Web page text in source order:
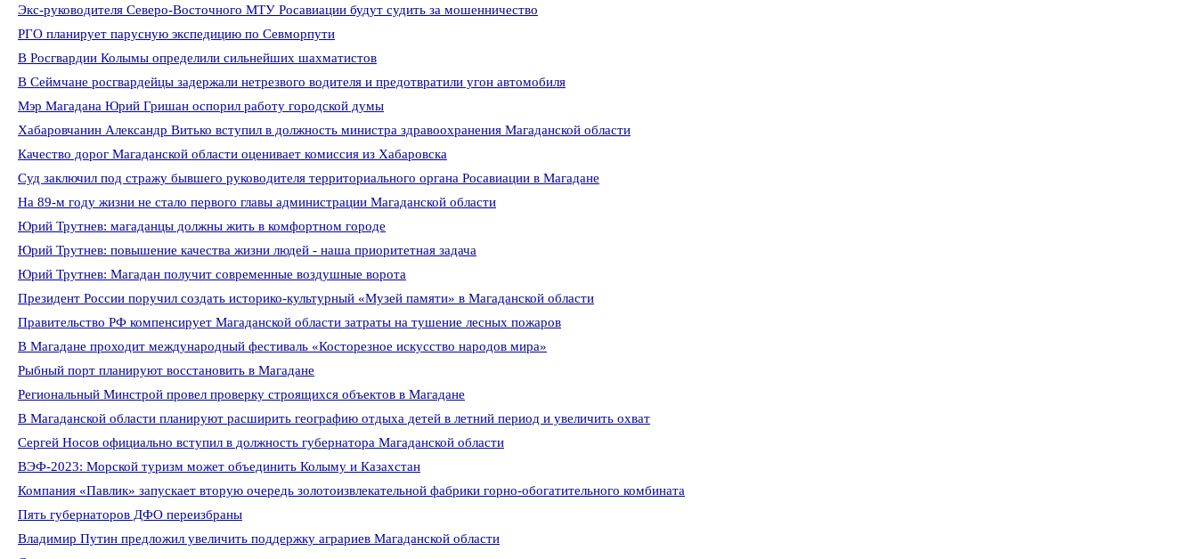
Экс-руководителя Северо-Восточного МТУ Росавиации будут судить за мошенничество
РГО планирует парусную экспедицию по Севморпути
В Росгвардии Колымы определили сильнейших шахматистов
В Сеймчане росгвардейцы задержали нетрезвого водителя и предотвратили угон автомобиля
Мэр Магадана Юрий Гришан оспорил работу городской думы
Хабаровчанин Александр Витько вступил в должность министра здравоохранения Магаданской области
Качество дорог Магаданской области оценивает комиссия из Хабаровска
Суд заключил под стражу бывшего руководителя территориального органа Росавиации в Магадане
На 89-м году жизни не стало первого главы администрации Магаданской области
Юрий Трутнев: магаданцы должны жить в комфортном городе
Юрий Трутнев: повышение качества жизни людей - наша приоритетная задача
Юрий Трутнев: Магадан получит современные воздушные ворота
Президент России поручил создать историко-культурный «Музей памяти» в Магаданской области
Правительство РФ компенсирует Магаданской области затраты на тушение лесных пожаров
В Магадане проходит международный фестиваль «Косторезное искусство народов мира»
Рыбный порт планируют восстановить в Магадане
Региональный Минстрой провел проверку строящихся объектов в Магадане
В Магаданской области планируют расширить географию отдыха детей в летний период и увеличить охват
Сергей Носов официально вступил в должность губернатора Магаданской области
ВЭФ-2023: Морской туризм может объединить Колыму и Казахстан
Компания «Павлик» запускает вторую очередь золотоизвлекательной фабрики горно-обогатительного комбината
Пять губернаторов ДФО переизбраны
Владимир Путин предложил увеличить поддержку аграриев Магаданской области